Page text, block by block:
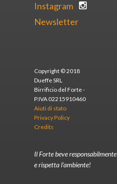
Instagram
Newsletter
Copyright © 2018
Dueffe SRL
Birrificio del Forte -
P.IVA 02215910460
Aiuti di stato
Privacy Policy
Credits
Il Forte beve responsabilmente
e rispetta l’ambiente!